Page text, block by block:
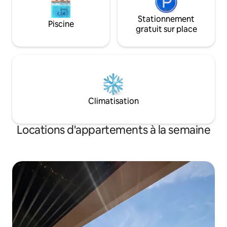
Piscine
Stationnement
gratuit sur place
Climatisation
Locations d'appartements à la semaine